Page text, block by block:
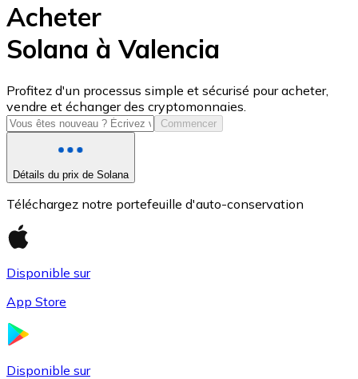
USD Coin
USDC
Acheter
Solana à Valencia
Profitez d'un processus simple et sécurisé pour acheter,
vendre et échanger des cryptomonnaies.
Commencer
Détails du prix de Solana
Téléchargez notre portefeuille d'auto-conservation
Disponible sur
App Store
Disponible sur